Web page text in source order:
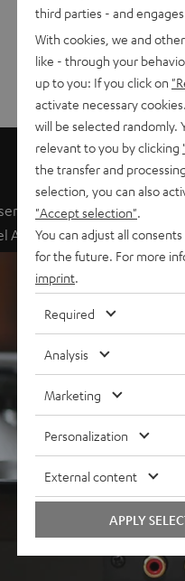
Sein hochwertiger
Anlage.
third parties - and
With cookies, we and
like - through your
up to you: If you click on
activate necessary
will be selected randomly.
relevant to you by clicking
the transfer and
selection, you can also
"Accept selection"
You can adjust all
for the future. For more
imprint
Required
Analysis
Marketing
Personalization
External content
APPLY